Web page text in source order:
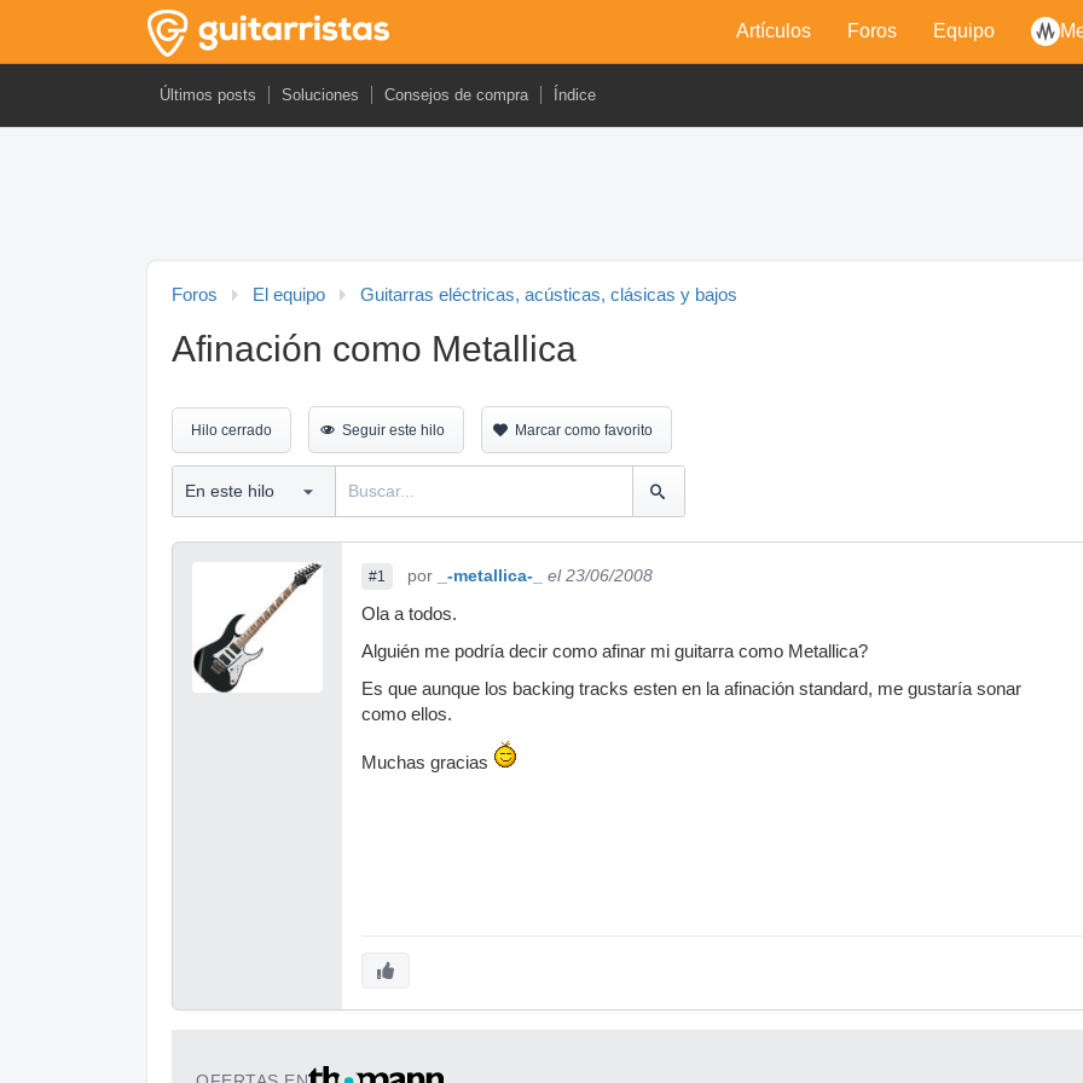
Artículos Foros Equipo
Últimos posts Soluciones Consejos de compra Índice
Foros El equipo Guitarras eléctricas, acústicas, clásicas y bajos
Afinación como Metallica
Hilo cerrado Seguir este hilo Marcar como favorito
#1 por _-metallica-_
el 23/06/2008
Ola a todos.
Alguién me podría decir como afinar mi guitarra como Metallica?
Es que aunque los backing tracks esten en la afinación standard, me gustaría sonar
como ellos.
Muchas gracias